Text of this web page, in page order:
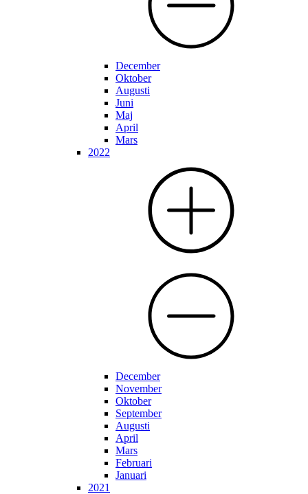
December
Oktober
Augusti
Juni
Maj
April
Mars
2022
December
November
Oktober
September
Augusti
April
Mars
Februari
Januari
2021